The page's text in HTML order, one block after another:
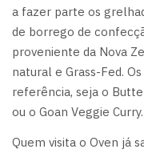
a fazer parte os
de borrego de
proveniente da Nova
natural e Grass-Fed.
referência, seja o
ou o Goan Veggie Curry.
Quem visita o Oven já